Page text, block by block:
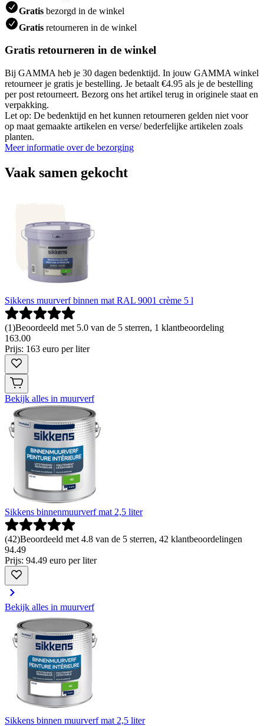
Gratis bezorgd in de winkel
Gratis retourneren in de winkel
Gratis retourneren in de winkel
Bij GAMMA heb je 30 dagen bedenktijd. In jouw GAMMA winkel
retourneer je gratis je bestelling. Je betaalt €4.95 als je de bestelling
per post retourneert. Bezorg ons het artikel terug in originele staat en
verpakking.
Let op: De bedenktijd en het kunnen retourneren gelden niet voor
op maat gemaakte artikelen en verse/ bederfelijke artikelen zoals
planten.
Meer informatie over de bezorging
Vaak samen gekocht
Sikkens muurverf binnen mat RAL 9001 crème 5 l
(1)Beoordeeld met 5.0 van de 5 sterren, 1 klantbeoordeling
163.00
Prijs: 163 euro per liter
Bekijk alles in muurverf
Sikkens binnenmuurverf mat 2,5 liter
(42)Beoordeeld met 4.8 van de 5 sterren, 42 klantbeoordelingen
94.49
Prijs: 94.49 euro per liter
Bekijk alles in muurverf
Sikkens binnen muurverf mat 2,5 liter